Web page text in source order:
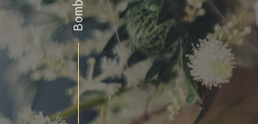
Account
Carrello